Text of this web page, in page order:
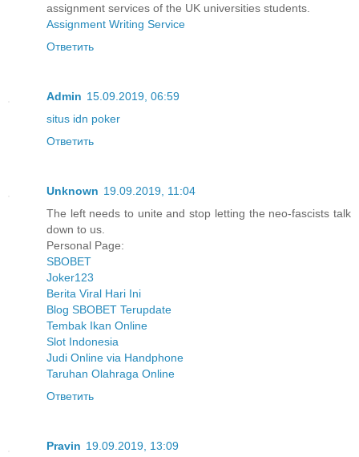
assignment services of the UK universities students.
Assignment Writing Service
Ответить
Admin 15.09.2019, 06:59
situs idn poker
Ответить
Unknown 19.09.2019, 11:04
The left needs to unite and stop letting the neo-fascists talk
down to us.
Personal Page:
SBOBET
Joker123
Berita Viral Hari Ini
Blog SBOBET Terupdate
Tembak Ikan Online
Slot Indonesia
Judi Online via Handphone
Taruhan Olahraga Online
Ответить
Pravin 19.09.2019, 13:09